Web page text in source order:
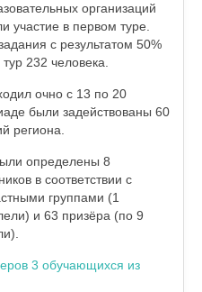
организаций
участие в первом туре.
с результатом 50%
232 человека.
очно с 13 по 20
были задействованы 60
региона.
определены 8
в соответствии с
группами (1
и 63 призёра (по 9
3 обучающихся из